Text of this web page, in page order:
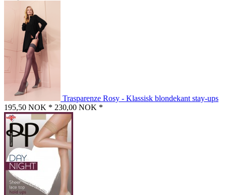
Trasparenze Rosy - Klassisk blondekant stay-ups
195,50 NOK * 230,00 NOK *